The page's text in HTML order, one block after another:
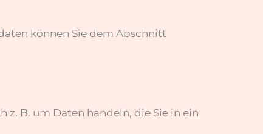
können Sie dem Abschnitt
z. B. um Daten handeln, die Sie in ein